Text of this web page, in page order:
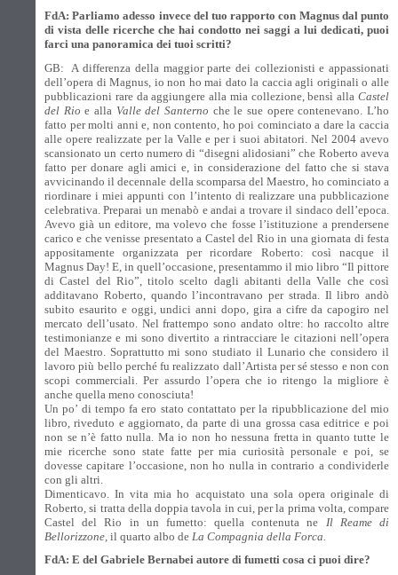
FdA: Parliamo adesso invece del tuo rapporto con Magnus dal punto
di vista delle ricerche che hai condotto nei saggi a lui dedicati, puoi
farci una panoramica dei tuoi scritti?
GB:
A differenza della maggior parte dei collezionisti e appassionati
dell’opera di Magnus, io non ho mai dato la caccia agli originali o alle
pubblicazioni rare da aggiungere alla mia collezione, bensì alla Castel
del Rio e alla Valle del Santerno che le sue opere contenevano. L’ho
fatto per molti anni e, non contento, ho poi cominciato a dare la caccia
alle opere realizzate per la Valle e per i suoi abitatori. Nel 2004 avevo
scansionato un certo numero di “disegni alidosiani” che Roberto aveva
fatto per donare agli amici e, in considerazione del fatto che si stava
avvicinando il decennale della scomparsa del Maestro, ho cominciato a
riordinare i miei appunti con l’intento di realizzare una pubblicazione
celebrativa. Preparai un menabò e andai a trovare il sindaco dell’epoca.
Avevo già un editore, ma volevo che fosse l’istituzione a prendersene
carico e che venisse presentato a Castel del Rio in una giornata di festa
appositamente organizzata per ricordare Roberto: così nacque il
Magnus Day! E, in quell’occasione, presentammo il mio libro “Il pittore
di Castel del Rio”, titolo scelto dagli abitanti della Valle che così
additavano Roberto, quando l’incontravano per strada. Il libro andò
subito esaurito e oggi, undici anni dopo, gira a cifre da capogiro nel
mercato dell’usato. Nel frattempo sono andato oltre: ho raccolto altre
testimonianze e mi sono divertito a rintracciare le citazioni nell’opera
del Maestro. Soprattutto mi sono studiato il Lunario che considero il
lavoro più bello perché fu realizzato dall’Artista per sé stesso e non con
scopi commerciali. Per assurdo l’opera che io ritengo la migliore è
anche quella meno conosciuta!
Un po’ di tempo fa ero stato contattato per la ripubblicazione del mio
libro, riveduto e aggiornato, da parte di una grossa casa editrice e poi
non se n’è fatto nulla. Ma io non ho nessuna fretta in quanto tutte le
mie ricerche sono state fatte per mia curiosità personale e poi, se
dovesse capitare l’occasione, non ho nulla in contrario a condividerle
con gli altri.
Dimenticavo. In vita mia ho acquistato una sola opera originale di
Roberto, si tratta della doppia tavola in cui, per la prima volta, compare
Castel del Rio in un fumetto: quella contenuta ne Il Reame di
Bellorizzone, il quarto albo de La Compagnia della Forca.
FdA: E del Gabriele Bernabei autore di fumetti cosa ci puoi dire?